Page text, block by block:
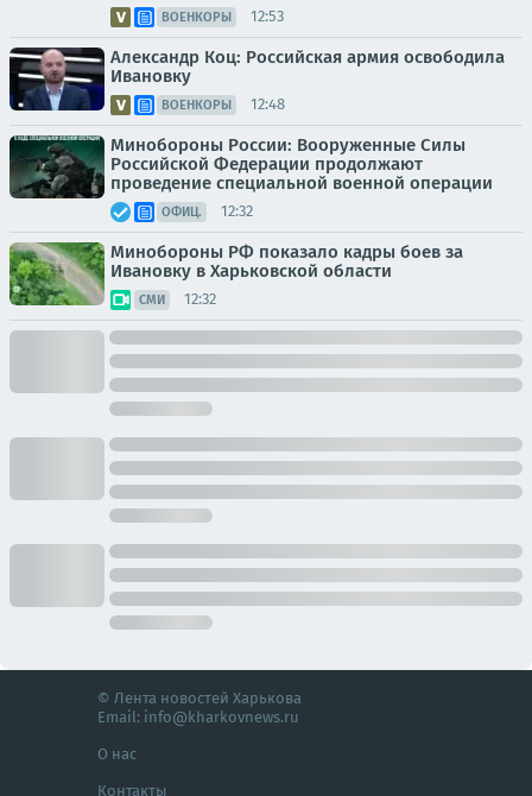
ВОЕНКОРЫ 12:53
Александр Коц: Российская армия освободила
Ивановку
ВОЕНКОРЫ 12:48
Минобороны России: Вооруженные Силы
Российской Федерации продолжают
проведение специальной военной операции
ОФИЦ. 12:32
Минобороны РФ показало кадры боев за
Ивановку в Харьковской области
СМИ 12:32
© Лента новостей Харькова
Email: info@kharkovnews.ru
О нас
Контакты